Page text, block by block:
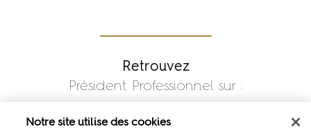
Retrouvez
Président Professionnel sur :
Notre site utilise des cookies